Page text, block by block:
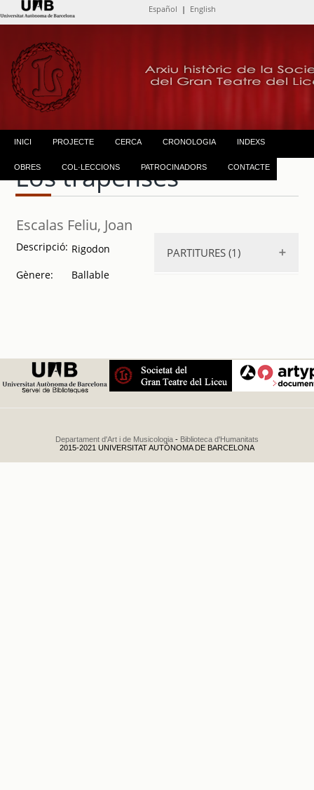
Español | English
INICI PROJECTE CERCA CRONOLOGIA INDEXS
OBRES COL·LECCIONS PATROCINADORS CONTACTE
Los trapenses
Escalas Feliu, Joan
Descripció: Rigodon
Gènere:
Ballable
PARTITURES (1)
Departament d'Art i de Musicologia - Biblioteca d'Humanitats
2015-2021 UNIVERSITAT AUTÒNOMA DE BARCELONA